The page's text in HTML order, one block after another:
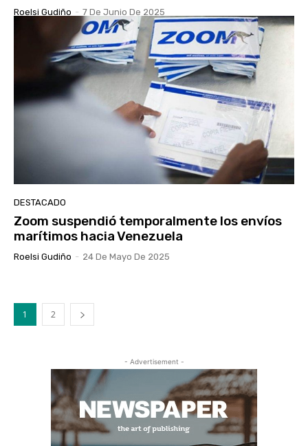
Roelsi Gudiño - 7 De Junio De 2025
DESTACADO
Zoom suspendió temporalmente los envíos
marítimos hacia Venezuela
Roelsi Gudiño - 24 De Mayo De 2025
1 2
- Advertisement -